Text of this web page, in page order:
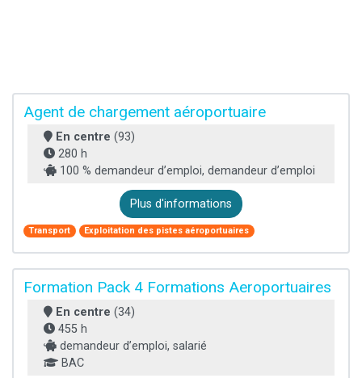
Agent de chargement aéroportuaire
En centre (93)
280 h
100 % demandeur d’emploi, demandeur d’emploi
Plus d'informations
Transport Exploitation des pistes aéroportuaires
Formation Pack 4 Formations Aeroportuaires
En centre (34)
455 h
demandeur d’emploi, salarié
BAC